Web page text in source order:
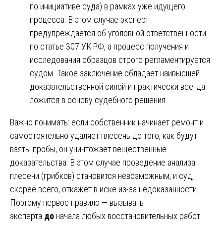
по инициативе суда) в рамках уже идущего
процесса. В этом случае эксперт
предупреждается об уголовной ответственности
по статье 307 УК РФ, а процесс получения и
исследования образцов строго регламентируется
судом. Такое заключение обладает наивысшей
доказательственной силой и практически всегда
ложится в основу судебного решения.
Важно понимать: если собственник начинает ремонт и
самостоятельно удаляет плесень до того, как будут
взяты пробы, он уничтожает вещественные
доказательства. В этом случае проведение анализа
плесени (грибков) становится невозможным, и суд,
скорее всего, откажет в иске из-за недоказанности.
Поэтому первое правило — вызывать
эксперта до начала любых восстановительных работ.